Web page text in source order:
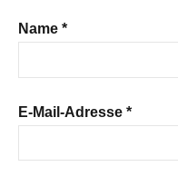
Name *
E-Mail-Adresse *